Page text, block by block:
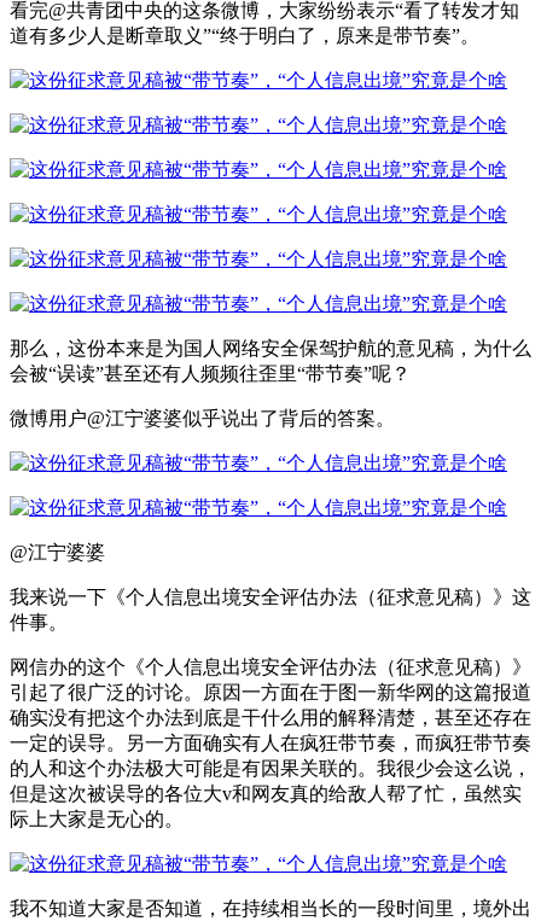
看完@共青团中央的这条微博，大家纷纷表示“看了转发才知
道有多少人是断章取义”“终于明白了，原来是带节奏”。
那么，这份本来是为国人网络安全保驾护航的意见稿，为什么
会被“误读”甚至还有人频频往歪里“带节奏”呢？
微博用户@江宁婆婆似乎说出了背后的答案。
@江宁婆婆
我来说一下《个人信息出境安全评估办法（征求意见稿）》这
件事。
网信办的这个《个人信息出境安全评估办法（征求意见稿）》
引起了很广泛的讨论。原因一方面在于图一新华网的这篇报道
确实没有把这个办法到底是干什么用的解释清楚，甚至还存在
一定的误导。另一方面确实有人在疯狂带节奏，而疯狂带节奏
的人和这个办法极大可能是有因果关联的。我很少会这么说，
但是这次被误导的各位大v和网友真的给敌人帮了忙，虽然实
际上大家是无心的。
我不知道大家是否知道，在持续相当长的一段时间里，境外出